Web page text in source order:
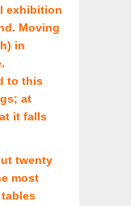
exhibition
Moving
in
to this
at
it falls
twenty
most